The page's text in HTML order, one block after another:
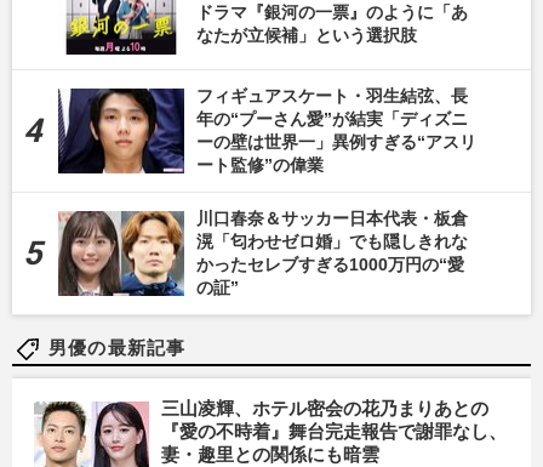
ドラマ『銀河の一票』のように「あ
なたが立候補」という選択肢
フィギュアスケート・羽生結弦、長
年の“プーさん愛”が結実「ディズニ
ーの壁は世界一」異例すぎる“アスリ
ート監修”の偉業
川口春奈＆サッカー日本代表・板倉
滉「匂わせゼロ婚」でも隠しきれな
かったセレブすぎる1000万円の“愛
の証”
男優の最新記事
三山凌輝、ホテル密会の花乃まりあとの
『愛の不時着』舞台完走報告で謝罪なし、
妻・趣里との関係にも暗雲